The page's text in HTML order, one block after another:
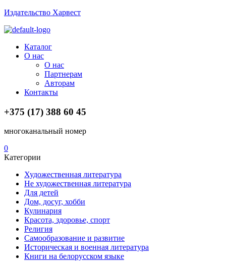
Издательство Харвест
Menu
Каталог
О нас
О нас
Партнерам
Авторам
Контакты
+375 (17) 388 60 45
многоканальный номер
0
Категории
Художественная литература
Не художественная литература
Для детей
Дом, досуг, хобби
Кулинария
Красота, здоровье, спорт
Религия
Самообразование и развитие
Историческая и военная литература
Книги на белорусском языке